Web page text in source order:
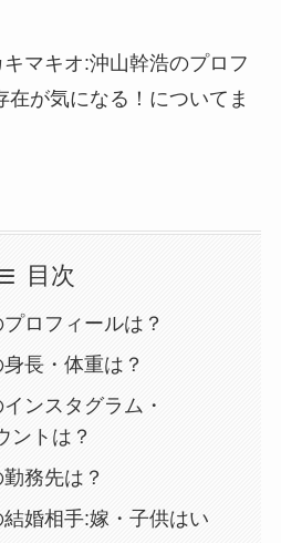
マキオ:沖山幹浩のプロフ
在が気になる！についてま
目次
ロフィールは？
長・体重は？
ンスタグラム・
ントは？
務先は？
婚相手:嫁・子供はい